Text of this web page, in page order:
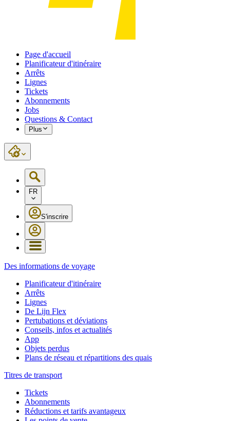
Page d'accueil
Planificateur d'itinéraire
Arrêts
Lignes
Tickets
Abonnements
Jobs
Questions & Contact
Plus
FR
S'inscrire
Des informations de voyage
Planificateur d'itinéraire
Arrêts
Lignes
De Lijn Flex
Pertubations et déviations
Conseils, infos et actualités
App
Objets perdus
Plans de réseau et répartitions des quais
Titres de transport
Tickets
Abonnements
Réductions et tarifs avantageux